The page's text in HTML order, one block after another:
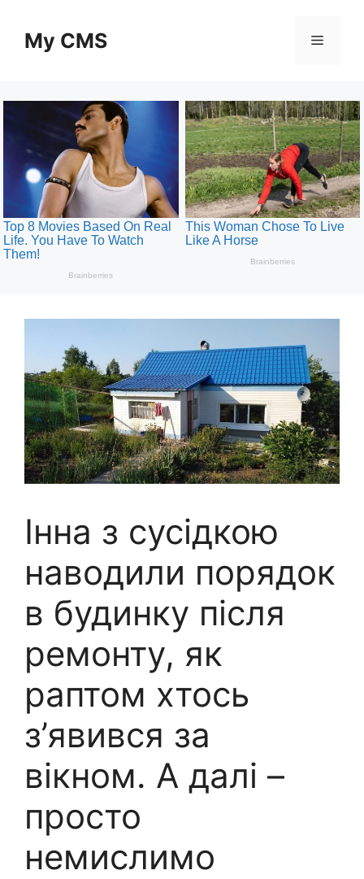
contentMy CMS Menu
Інна з сусідкою
наводили порядок
в будинку після
ремонту, як
раптом хтось
з’явився за
вікном. А далі –
просто
немислимо